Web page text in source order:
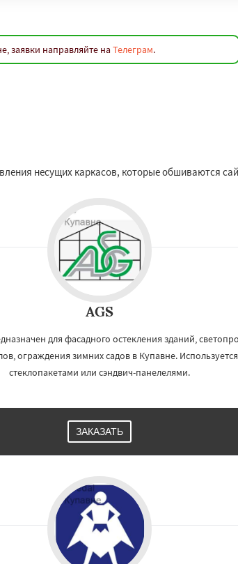
заявки направляйте на Телеграм.
несущих каркасов, которые обшиваются
AGS
для фасадного остекления зданий,
ограждения зимних садов в Купавне.
стеклопакетами или сэндвич-панелелями.
ЗАКАЗАТЬ